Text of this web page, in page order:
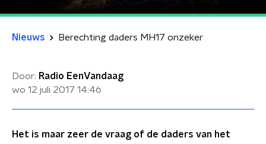
Nieuws Berechting daders MH17 onzeker
Door: Radio EenVandaag
wo 12 juli 2017 14:46
Het is maar zeer de vraag of de daders van het